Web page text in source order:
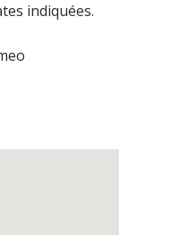
indiquées.